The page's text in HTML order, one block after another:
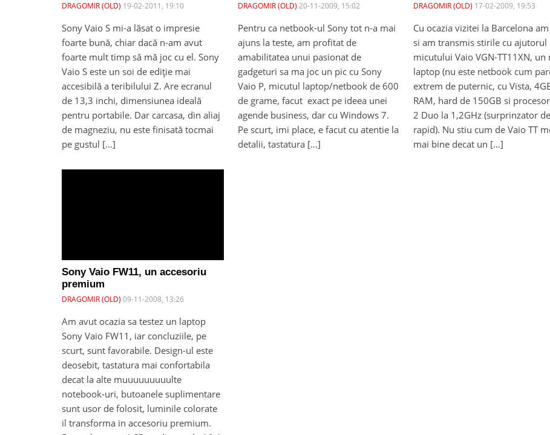
DRAGOMIR (OLD) 19-02-2011, 19:10
Sony Vaio S mi-a lăsat o impresie
foarte bună, chiar dacă n-am avut
foarte mult timp să mă joc cu el. Sony
Vaio S este un soi de ediție mai
accesibilă a teribilului Z. Are ecranul
de 13,3 inchi, dimensiunea ideală
pentru portabile. Dar carcasa, din aliaj
de magneziu, nu este finisată tocmai
pe gustul […]
DRAGOMIR (OLD) 20-11-2009, 15:02
Pentru ca netbook-ul Sony tot n-a mai
ajuns la teste, am profitat de
amabilitatea unui pasionat de
gadgeturi sa ma joc un pic cu Sony
Vaio P, micutul laptop/netbook de 600
de grame, facut exact pe ideea unei
agende business, dar cu Windows 7.
Pe scurt, imi place, e facut cu atentie la
detalii, tastatura […]
DRAGOMIR (OLD) 17-02-2009, 19:53
Cu ocazia vizitei la Barcelona
si am transmis stirile cu ajutorul
micutului Vaio VGN-TT11XN, un
laptop (nu este netbook cum
extrem de puternic, cu Vista,
RAM, hard de 150GB si
2 Duo la 1,2GHz (surprinzator de
rapid). Nu stiu cum de Vaio TT
mai bine decat un […]
Sony Vaio FW11, un accesoriu
premium
DRAGOMIR (OLD) 09-11-2008, 13:26
Am avut ocazia sa testez un laptop
Sony Vaio FW11, iar concluziile, pe
scurt, sunt favorabile. Design-ul este
deosebit, tastatura mai confortabila
decat la alte muuuuuuuuulte
notebook-uri, butoanele suplimentare
sunt usor de folosit, luminile colorate
il transforma in accesoriu premium.